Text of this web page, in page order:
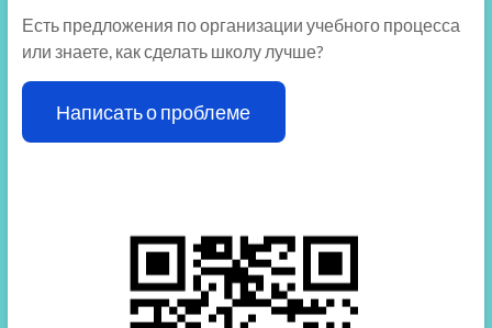
Есть предложения по организации учебного процесса
или знаете, как сделать школу лучше?
Написать о проблеме